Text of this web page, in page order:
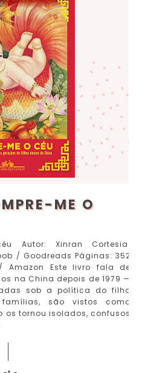
ME O
Autor: Xinran Cortesia:
/ Goodreads Páginas: 352
Amazon Este livro fala de
na China depois de 1979 —
sob a política do filho
são vistos como
tornou isolados, confusos